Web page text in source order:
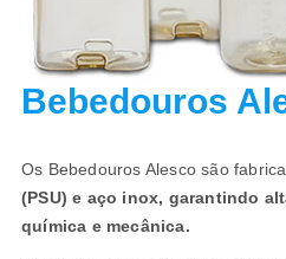
Bebedouros
Os Bebedouros Alesco são
(PSU) e aço inox, garantindo
química e mecânica.